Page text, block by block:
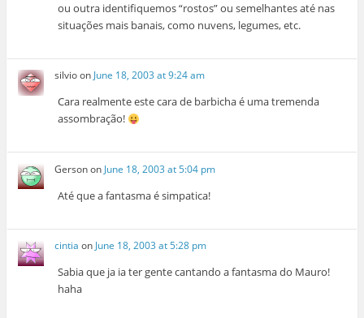
ou outra identifiquemos “rostos” ou semelhantes até nas
situações mais banais, como nuvens, legumes, etc.
silvioonJune 18, 2003 at 9:24 am
Cara realmente este cara de barbicha é uma tremenda
assombração!
Gersonon June 18, 2003 at 5:04 pm
Até que a fantasma é simpatica!
cintia on June 18, 2003 at 5:28 pm
Sabia que ja ia ter gente cantando a fantasma do Mauro!
haha